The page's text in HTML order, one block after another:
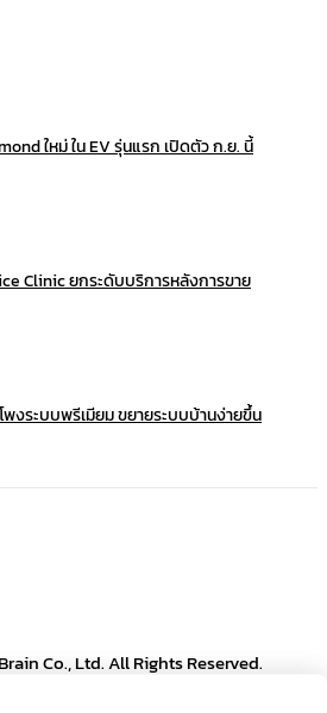
ใหม่ ใน EV รุ่นแรก เปิดตัว ก.ย. นี้
Clinic ยกระดับบริการหลังการขาย
พงระบบพรีเมียม ขยายระบบบ้านง่ายขึ้น
Co., Ltd. All Rights Reserved.